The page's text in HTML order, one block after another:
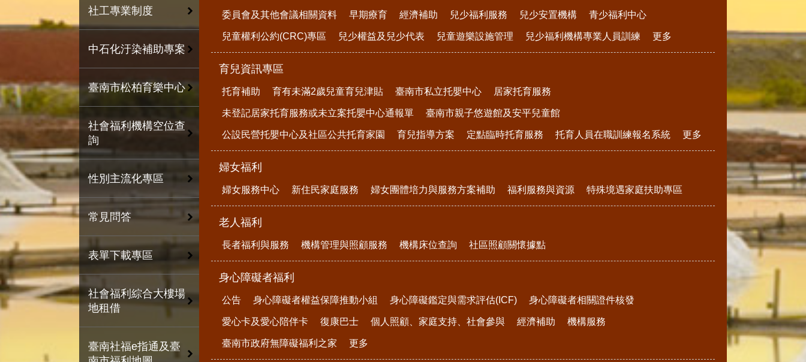
社工專業制度
中石化汙染補助專案
臺南市松柏育樂中心
社會福利機構空位查
詢
性別主流化專區
常見問答
表單下載專區
社會福利綜合大樓場
地租借
臺南社福e指通及臺
委員會及其他會議相關資料 早期療育 經濟補助 兒少福利服務 兒少安置機構 青少福利中心
兒童權利公約(CRC)專區 兒少權益及兒少代表 兒童遊樂設施管理 兒少福利機構專業人員訓練 更多
育兒資訊專區
托育補助 育有未滿2歲兒童育兒津貼 臺南市私立托嬰中心 居家托育服務
未登記居家托育服務或未立案托嬰中心通報單 臺南市親子悠遊館及安平兒童館
公設民營托嬰中心及社區公共托育家園 育兒指導方案 定點臨時托育服務 托育人員在職訓練報名系統 更多
婦女福利
婦女服務中心 新住民家庭服務 婦女團體培力與服務方案補助 福利服務與資源 特殊境遇家庭扶助專區
老人福利
長者福利與服務 機構管理與照顧服務 機構床位查詢 社區照顧關懷據點
身心障礙者福利
公告 身心障礙者權益保障推動小組 身心障礙鑑定與需求評估(ICF) 身心障礙者相關證件核發
愛心卡及愛心陪伴卡 復康巴士 個人照顧、家庭支持、社會參與 經濟補助 機構服務
臺南市政府無障礙福利之家 更多